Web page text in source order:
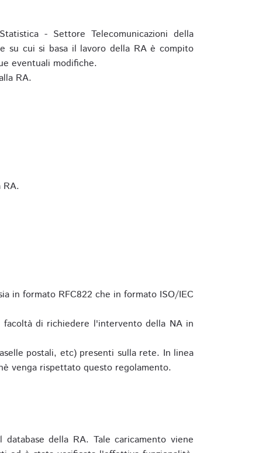
- Settore Telecomunicazioni della
su cui si basa il lavoro della RA è compito
eventuali modifiche.
RA.
in formato RFC822 che in formato ISO/IEC
di richiedere l'intervento della NA in
postali, etc) presenti sulla rete. In linea
venga rispettato questo regolamento.
della RA. Tale caricamento viene